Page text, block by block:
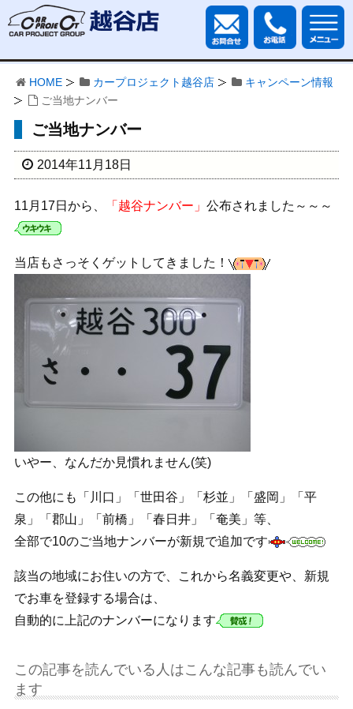
HOME カープロジェクト越谷店
キャンペーン情報
ご当地ナンバー
ご当地ナンバー
2014年11月18日
11月17日から、 「越谷ナンバー」 公布されました～～～
当店もさっそくゲットしてきました！
いやー、なんだか見慣れません(笑)
この他にも「川口」「世田谷」「杉並」「盛岡」「平
泉」「郡山」「前橋」「春日井」「奄美」等、
全部で10のご当地ナンバーが新規で追加です
該当の地域にお住いの方で、これから名義変更や、新規
でお車を登録する場合は、
自動的に上記のナンバーになります
この記事を読んでいる人はこんな記事も読んでい
ます